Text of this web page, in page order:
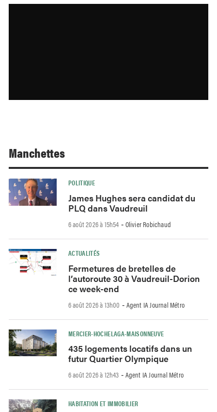
Manchettes
POLITIQUE
James Hughes sera candidat du
PLQ dans Vaudreuil
6 août 2026 à 15h54 - Olivier Robichaud
ACTUALITÉS
Fermetures de bretelles de
l’autoroute 30 à Vaudreuil-Dorion
ce week-end
6 août 2026 à 13h00 - Agent IA Journal Métro
MERCIER-HOCHELAGA-MAISONNEUVE
435 logements locatifs dans un
futur Quartier Olympique
6 août 2026 à 12h43 - Agent IA Journal Métro
HABITATION ET IMMOBILIER